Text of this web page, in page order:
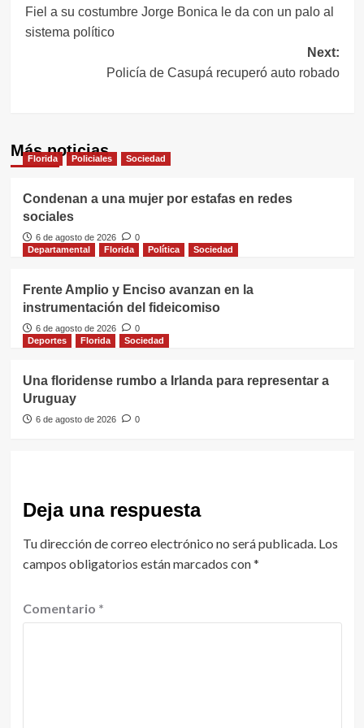
de
entradas
Fiel a su costumbre Jorge Bonica le da con un palo al
sistema político
Next:
Policía de Casupá recuperó auto robado
Más noticias
Florida Policiales Sociedad
Condenan a una mujer por estafas en redes
sociales
6 de agosto de 2026
0
Departamental
Florida Política Sociedad
Frente Amplio y Enciso avanzan en la
instrumentación del fideicomiso
6 de agosto de 2026
0
Deportes
Florida Sociedad
Una floridense rumbo a Irlanda para representar a
Uruguay
6 de agosto de 2026 0
Deja una respuesta
Tu dirección de correo electrónico no será publicada. Los
campos obligatorios están marcados con*
Comentario *